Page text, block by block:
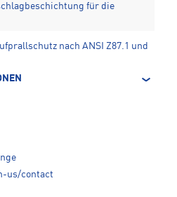
für die
nach ANSI Z87.1 und
us/contact